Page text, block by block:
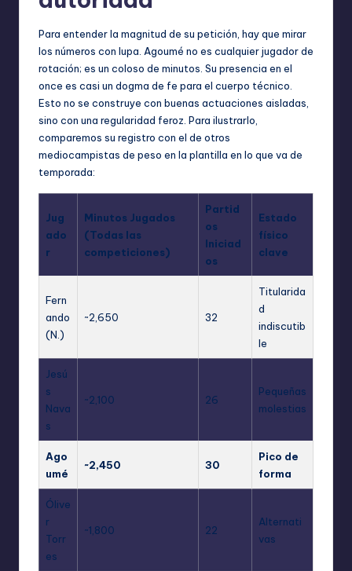
Para entender la magnitud de su petición, hay que mirar
los números con lupa. Agoumé no es cualquier jugador de
rotación; es un coloso de minutos. Su presencia en el
once es casi un dogma de fe para el cuerpo técnico.
Esto no se construye con buenas actuaciones aisladas,
sino con una regularidad feroz. Para ilustrarlo,
comparemos su registro con el de otros
mediocampistas de peso en la plantilla en lo que va de
temporada:
Jug
ado
r
Minutos Jugados
(Todas las
competiciones)
Partid
os
Iniciad
os
Estado
físico
clave
Fern
ando
(N.)
~2,650 32
Titularida
d
indiscutib
le
Jesú
s
Nava
s
~2,100 26
Pequeñas
molestias
Ago
umé
~2,450 30
Pico de
forma
Ólive
r
Torr
es
~1,800 22
Alternati
vas